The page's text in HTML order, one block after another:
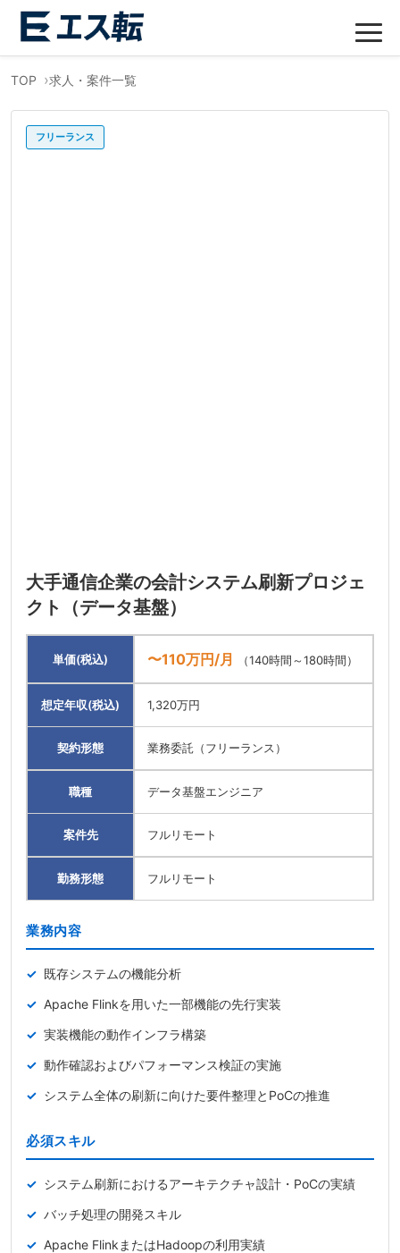
TOP 求人・案件一覧
フリーランス
大手通信企業の会計システム刷新プロジェ
クト（データ基盤）
単価(税込) 〜110万円/月 （140時間～180時間）
想定年収(税込) 1,320万円
契約形態 業務委託（フリーランス）
職種 データ基盤エンジニア
案件先 フルリモート
勤務形態 フルリモート
業務内容
既存システムの機能分析
Apache Flinkを用いた一部機能の先行実装
実装機能の動作インフラ構築
動作確認およびパフォーマンス検証の実施
システム全体の刷新に向けた要件整理とPoCの推進
必須スキル
システム刷新におけるアーキテクチャ設計・PoCの実績
バッチ処理の開発スキル
Apache FlinkまたはHadoopの利用実績